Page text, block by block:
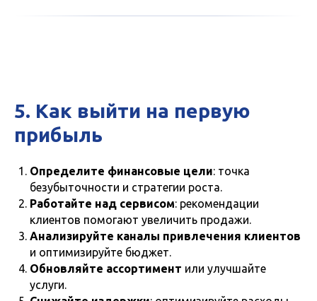
5. Как выйти на первую
прибыль
Определите финансовые цели: точка
безубыточности и стратегии роста.
Работайте над сервисом: рекомендации
клиентов помогают увеличить продажи.
Анализируйте каналы привлечения клиентов
и оптимизируйте бюджет.
Обновляйте ассортимент или улучшайте
услуги.